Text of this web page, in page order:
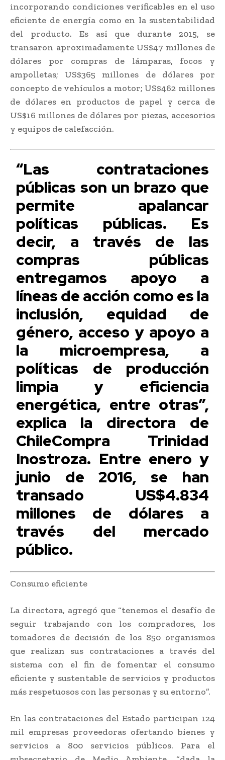
incorporando condiciones verificables en el uso
eficiente de energía como en la sustentabilidad
del producto. Es así que durante 2015, se
transaron aproximadamente US$47 millones de
dólares por compras de lámparas, focos y
ampolletas; US$365 millones de dólares por
concepto de vehículos a motor; US$462 millones
de dólares en productos de papel y cerca de
US$16 millones de dólares por piezas, accesorios
y equipos de calefacción.
“Las contrataciones
públicas son un brazo que
permite apalancar
políticas públicas. Es
decir, a través de las
compras públicas
entregamos apoyo a
líneas de acción como es la
inclusión, equidad de
género, acceso y apoyo a
la microempresa, a
políticas de producción
limpia y eficiencia
energética, entre otras”,
explica la directora de
ChileCompra Trinidad
Inostroza. Entre enero y
junio de 2016, se han
transado US$4.834
millones de dólares a
través del mercado
público.
Consumo eficiente
La directora, agregó que “tenemos el desafío de
seguir trabajando con los compradores, los
tomadores de decisión de los 850 organismos
que realizan sus contrataciones a través del
sistema con el fin de fomentar el consumo
eficiente y sustentable de servicios y productos
más respetuosos con las personas y su entorno”.
En las contrataciones del Estado participan 124
mil empresas proveedoras ofertando bienes y
servicios a 800 servicios públicos. Para el